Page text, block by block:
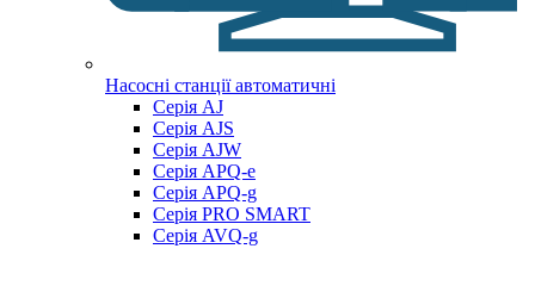
Насосні станції автоматичні
Серія AJ
Серія AJS
Серія AJW
Серія APQ-e
Серія APQ-g
Серія PRO SMART
Серія AVQ-g